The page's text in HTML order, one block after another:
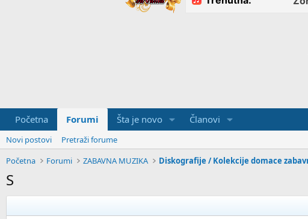
Početna Forumi Šta je novo Članovi
Novi postovi
Pretraži forume
Početna
Forumi ZABAVNA MUZIKA
S